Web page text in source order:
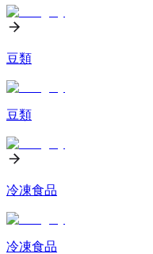
豆類
豆類
冷凍食品
冷凍食品